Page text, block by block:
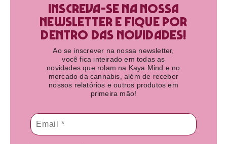
Inscreva-se na nossa
newsletter e fique por
dentro das novidades!​
Ao se inscrever na nossa newsletter,
você fica inteirado em todas as
novidades que rolam na Kaya Mind e no
mercado da cannabis, além de receber
nossos relatórios e outros produtos em
primeira mão!